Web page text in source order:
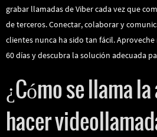
grabar llamadas de Viber cada vez que
de terceros. Conectar, colaborar y
clientes nunca ha sido tan fácil.
60 días y descubra la solución adecuada
¿Cómo se llama
hacer